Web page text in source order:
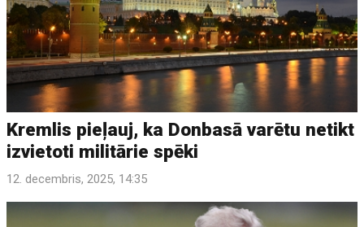
Kremlis pieļauj, ka Donbasā varētu netikt
izvietoti militārie spēki
12. decembris, 2025, 14:35